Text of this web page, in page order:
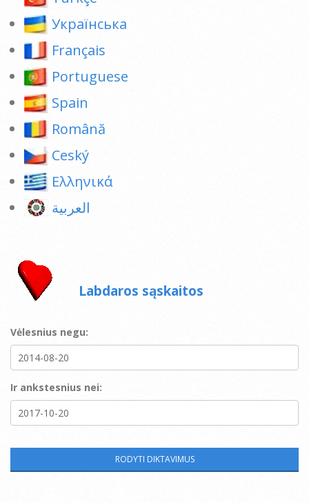
Українська
Français
Portuguese
Spain
Română
Ceský
Ελληνικά
العربية
Labdaros sąskaitos
Vėlesnius negu:
Ir ankstesnius nei: